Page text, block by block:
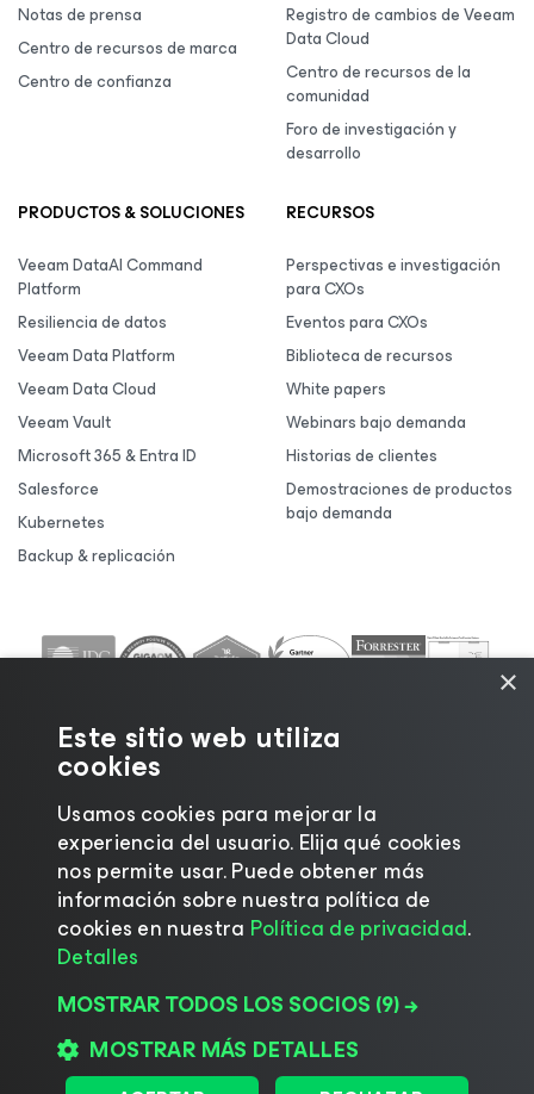
Notas de prensa
Centro de recursos de marca
Centro de confianza
Registro de cambios de Veeam
Data Cloud
Centro de recursos de la
comunidad
Foro de investigación y
desarrollo
PRODUCTOS & SOLUCIONES
Veeam DataAI Command
Platform
Resiliencia de datos
Veeam Data Platform
Veeam Data Cloud
Veeam Vault
Microsoft 365 & Entra ID
Salesforce
Kubernetes
Backup & replicación
RECURSOS
Perspectivas e investigación
para CXOs
Eventos para CXOs
Biblioteca de recursos
White papers
Webinars bajo demanda
Historias de clientes
Demostraciones de productos
bajo demanda
©2026 Veeam® Software |Aviso de privacidad
Aviso de cookies|Legal|Política de licencias
Recursos para proveedores
×
Este sitio web utiliza
cookies
Usamos cookies para mejorar la
experiencia del usuario. Elija qué cookies
nos permite usar. Puede obtener más
información sobre nuestra política de
cookies en nuestra Política de privacidad.
Detalles
MOSTRAR TODOS LOS SOCIOS (9) →
MOSTRAR MÁS DETALLES